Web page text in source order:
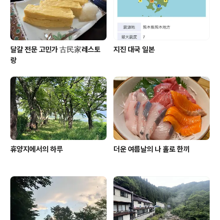
달걀 전문 고민가 古民家레스토
랑
지진 대국 일본
휴양지에서의 하루 더운 여름날의 나 홀로 한끼